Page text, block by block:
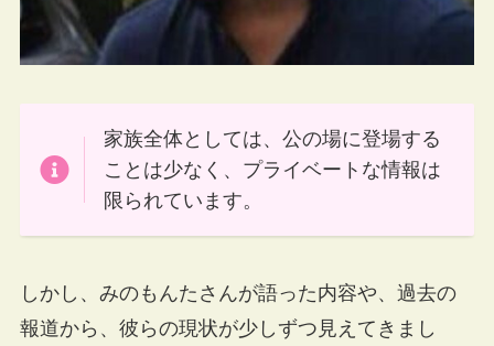
家族全体としては、公の場に登場する
ことは少なく、プライベートな情報は
限られています。
しかし、みのもんたさんが語った内容や、過去の
報道から、彼らの現状が少しずつ見えてきまし